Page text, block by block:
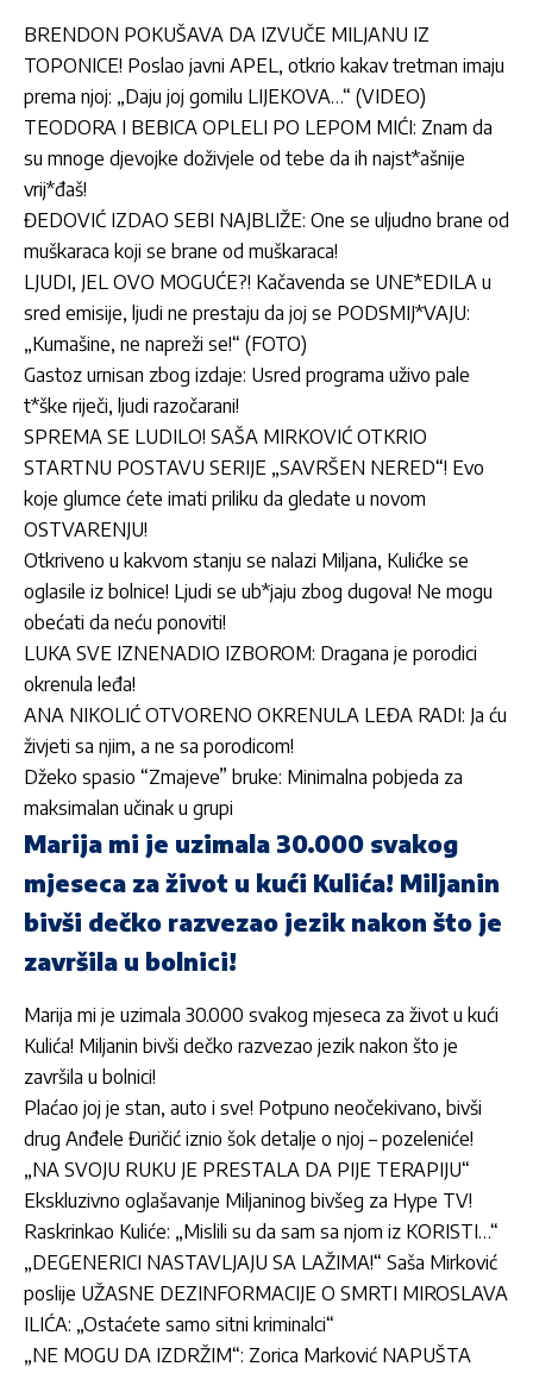
BRENDON POKUŠAVA DA IZVUČE MILJANU IZ
TOPONICE! Poslao javni APEL, otkrio kakav tretman imaju
prema njoj: „Daju joj gomilu LIJEKOVA…“ (VIDEO)
TEODORA I BEBICA OPLELI PO LEPOM MIĆI: Znam da
su mnoge djevojke doživjele od tebe da ih najst*ašnije
vrij*đaš!
ĐEDOVIĆ IZDAO SEBI NAJBLIŽE: One se uljudno brane od
muškaraca koji se brane od muškaraca!
LJUDI, JEL OVO MOGUĆE?! Kačavenda se UNE*EDILA u
sred emisije, ljudi ne prestaju da joj se PODSMIJ*VAJU:
„Kumašine, ne napreži se!“ (FOTO)
Gastoz urnisan zbog izdaje: Usred programa uživo pale
t*ške riječi, ljudi razočarani!
SPREMA SE LUDILO! SAŠA MIRKOVIĆ OTKRIO
STARTNU POSTAVU SERIJE „SAVRŠEN NERED“! Evo
koje glumce ćete imati priliku da gledate u novom
OSTVARENJU!
Otkriveno u kakvom stanju se nalazi Miljana, Kulićke se
oglasile iz bolnice! Ljudi se ub*jaju zbog dugova! Ne mogu
obećati da neću ponoviti!
LUKA SVE IZNENADIO IZBOROM: Dragana je porodici
okrenula leđa!
ANA NIKOLIĆ OTVORENO OKRENULA LEĐA RADI: Ja ću
živjeti sa njim, a ne sa porodicom!
Džeko spasio “Zmajeve” bruke: Minimalna pobjeda za
maksimalan učinak u grupi
Marija mi je uzimala 30.000 svakog
mjeseca za život u kući Kulića! Miljanin
bivši dečko razvezao jezik nakon što je
završila u bolnici!
Marija mi je uzimala 30.000 svakog mjeseca za život u kući
Kulića! Miljanin bivši dečko razvezao jezik nakon što je
završila u bolnici!
Plaćao joj je stan, auto i sve! Potpuno neočekivano, bivši
drug Anđele Đuričić iznio šok detalje o njoj – pozeleniće!
„NA SVOJU RUKU JE PRESTALA DA PIJE TERAPIJU“
Ekskluzivno oglašavanje Miljaninog bivšeg za Hype TV!
Raskrinkao Kuliće: „Mislili su da sam sa njom iz KORISTI…“
„DEGENERICI NASTAVLJAJU SA LAŽIMA!“ Saša Mirković
poslije UŽASNE DEZINFORMACIJE O SMRTI MIROSLAVA
ILIĆA: „Ostaćete samo sitni kriminalci“
„NE MOGU DA IZDRŽIM“: Zorica Marković NAPUŠTA